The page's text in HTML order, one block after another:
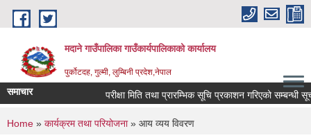
Skip to main content
मदाने गाउँपालिका गाउँकार्यपालिकाको कार्यालय
पुर्कोटदह, गुल्मी, लुम्बिनी प्रदेश,नेपाल
समाचार परीक्षा मिति तथा प्रारम्भिक सूचि प्रकाशन गरिएको सम्बन्धी सूचना
You are here
Home » कार्यक्रम तथा परियोजना» आय व्यय विवरण